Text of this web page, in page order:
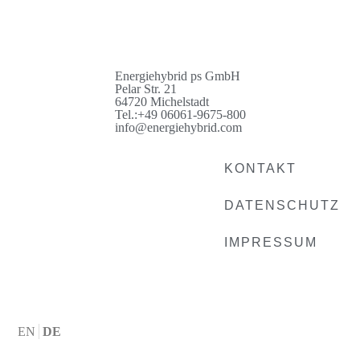
Energiehybrid ps GmbH
Pelar Str. 21
64720 Michelstadt
Tel.:+49 06061-9675-800
info@energiehybrid.com
KONTAKT
DATENSCHUTZ
IMPRESSUM
EN DE